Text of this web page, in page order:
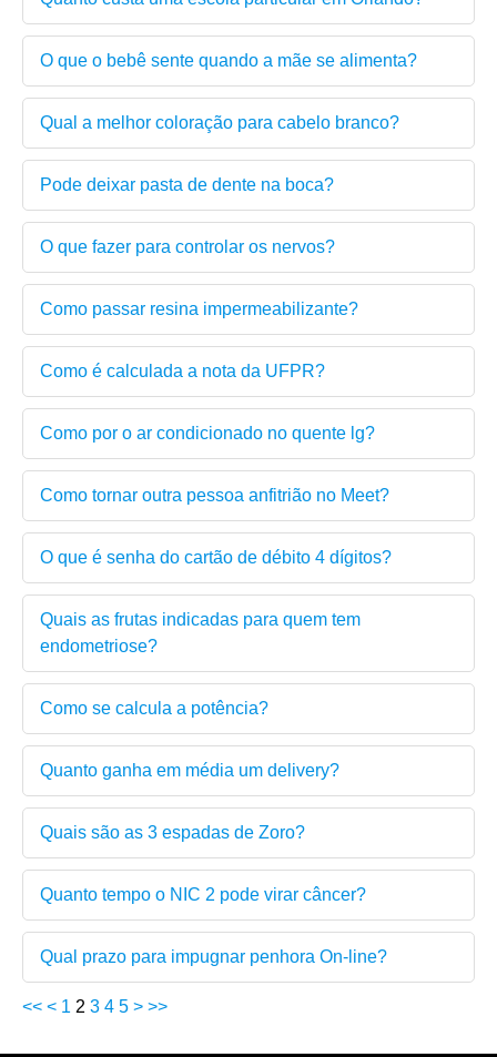
O que o bebê sente quando a mãe se alimenta?
Qual a melhor coloração para cabelo branco?
Pode deixar pasta de dente na boca?
O que fazer para controlar os nervos?
Como passar resina impermeabilizante?
Como é calculada a nota da UFPR?
Como por o ar condicionado no quente lg?
Como tornar outra pessoa anfitrião no Meet?
O que é senha do cartão de débito 4 dígitos?
Quais as frutas indicadas para quem tem
endometriose?
Como se calcula a potência?
Quanto ganha em média um delivery?
Quais são as 3 espadas de Zoro?
Quanto tempo o NIC 2 pode virar câncer?
Qual prazo para impugnar penhora On-line?
<< < 1 2 3 4 5 > >>